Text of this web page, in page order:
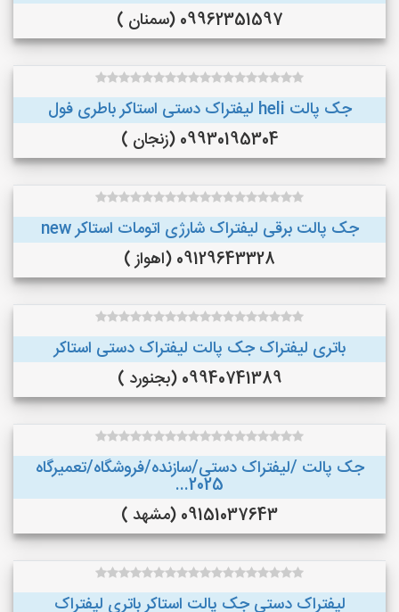
09962351597 (سمنان )
جک پالت heli لیفتراک دستی استاکر باطری فول
09930195304 (زنجان )
جک پالت برقی لیفتراک شارژی اتومات استاکر new
09129643328 (اهواز )
باتری لیفتراک جک پالت لیفتراک دستی استاکر
09940741389 (بجنورد )
جک پالت /لیفتراک دستی/سازنده/فروشگاه/تعمیرگاه
2025...
09151037643 (مشهد )
لیفتراک دستی جک پالت استاکر باتری لیفتراک